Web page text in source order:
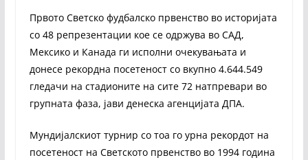
Првото Светско фудбалско првенство во историјата
со 48 репрезентации кое се одржува во САД,
Мексико и Канада ги исполни очекувањата и
донесе рекордна посетеност со вкупно 4.644.549
гледачи на стадионите на сите 72 натпревари во
групната фаза, јави денеска агенцијата ДПА.
Мундијалскиот турнир со тоа го урна рекордот на
посетеност на Светското првенство во 1994 година